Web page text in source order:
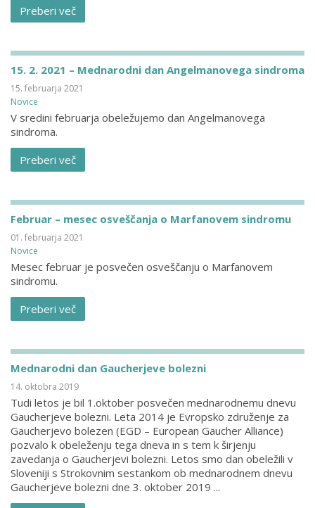
Preberi več
15. 2. 2021 – Mednarodni dan Angelmanovega sindroma
15. februarja 2021
Novice
V sredini februarja obeležujemo dan Angelmanovega
sindroma.
Preberi več
Februar – mesec osveščanja o Marfanovem sindromu
01. februarja 2021
Novice
Mesec februar je posvečen osveščanju o Marfanovem
sindromu.
Preberi več
Mednarodni dan Gaucherjeve bolezni
14. oktobra 2019
Tudi letos je bil 1.oktober posvečen mednarodnemu dnevu
Gaucherjeve bolezni. Leta 2014 je Evropsko združenje za
Gaucherjevo bolezen (EGD – European Gaucher Alliance)
pozvalo k obeleženju tega dneva in s tem k širjenju
zavedanja o Gaucherjevi bolezni. Letos smo dan obeležili v
Sloveniji s Strokovnim sestankom ob mednarodnem dnevu
Gaucherjeve bolezni dne 3. oktober 2019 ...